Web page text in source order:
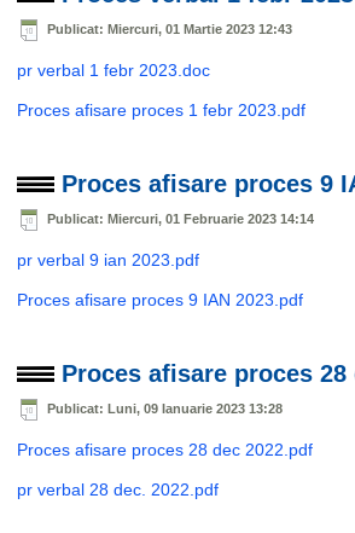
Publicat: Miercuri, 01 Martie 2023 12:43
pr verbal 1 febr 2023.doc
Proces afisare proces 1 febr 2023.pdf
Proces afisare proces 9
Publicat: Miercuri, 01 Februarie 2023 14:14
pr verbal 9 ian 2023.pdf
Proces afisare proces 9 IAN 2023.pdf
Proces afisare proces 28
Publicat: Luni, 09 Ianuarie 2023 13:28
Proces afisare proces 28 dec 2022.pdf
pr verbal 28 dec. 2022.pdf